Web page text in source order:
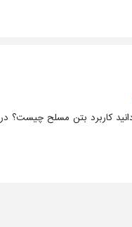
کاربرد بتن مسلح چیست؟ در